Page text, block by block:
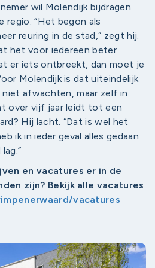
wil Molendijk bijdragen
regio. “Het begon als
reuring in de stad,” zegt hij.
het voor iedereen beter
er iets ontbreekt, dan moet je
Molendijk is dat uiteindelijk
niet afwachten, maar zelf in
over vijf jaar leidt tot een
Hij lacht. “Dat is wel het
ik in ieder geval alles gedaan
en vacatures er in de
zijn? Bekijk alle vacatures
vacatures